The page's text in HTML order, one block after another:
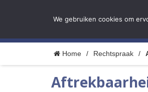
Home / Rechtspraak /
We gebruiken cookies om